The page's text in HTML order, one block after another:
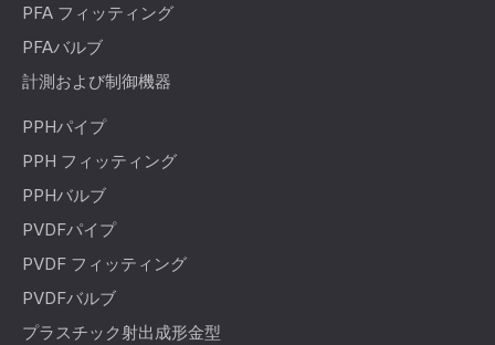
PFA フィッティング
PFAバルブ
計測および制御機器
PPHパイプ
PPH フィッティング
PPHバルブ
PVDFパイプ
PVDF フィッティング
PVDFバルブ
プラスチック射出成形金型